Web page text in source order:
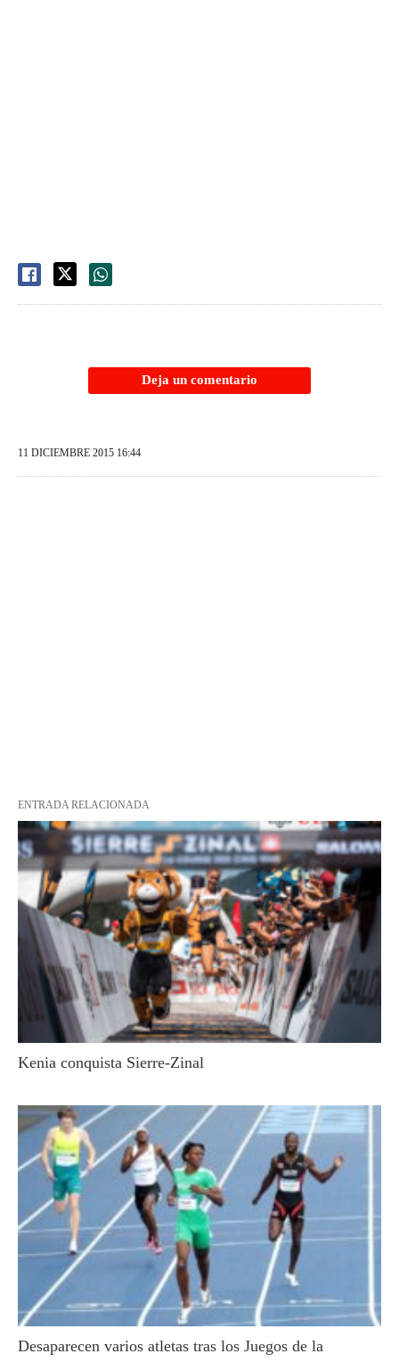
Deja un comentario
11 DICIEMBRE 2015 16:44
ENTRADA RELACIONADA
Kenia conquista Sierre-Zinal
Desaparecen varios atletas tras los Juegos de la